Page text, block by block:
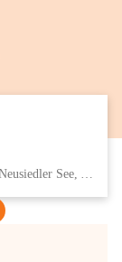
Eisenstädter Straße 18, 7091 Breitenbrunn am Neusiedler See, AUT